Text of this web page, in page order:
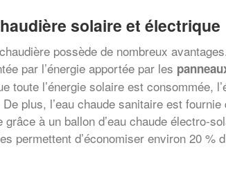
solaire et électrique
possède de nombreux
par l’énergie apportée par les
toute l’énergie solaire est consommée,
plus, l’eau chaude sanitaire est
grâce à un ballon d’eau chaude électro-
permettent d’économiser environ 20 %